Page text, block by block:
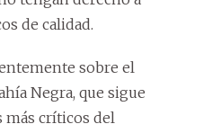
de calidad.
sobre el
Negra, que sigue
más críticos del